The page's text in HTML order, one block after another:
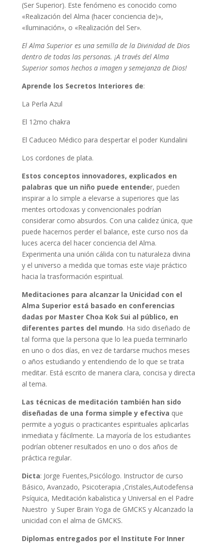
(Ser Superior). Este fenómeno es conocido como
«Realización del Alma (hacer conciencia de)»,
«Iluminación», o «Realización del Ser».
El Alma Superior es una semilla de la Divinidad de Dios
dentro de todas las personas. ¡A través del Alma
Superior somos hechos a imagen y semejanza de Dios!
Aprende los Secretos Interiores de:
La Perla Azul
El 12mo chakra
El Caduceo Médico para despertar el poder Kundalini
Los cordones de plata.
Estos conceptos innovadores, explicados en
palabras que un niño puede entender, pueden
inspirar a lo simple a elevarse a superiores que las
mentes ortodoxas y convencionales podrían
considerar como absurdos. Con una calidez única, que
puede hacernos perder el balance, este curso nos da
luces acerca del hacer conciencia del Alma.
Experimenta una unión cálida con tu naturaleza divina
y el universo a medida que tomas este viaje práctico
hacia la trasformación espiritual.
Meditaciones para alcanzar la Unicidad con el
Alma Superior está basado en conferencias
dadas por Master Choa Kok Sui al público, en
diferentes partes del mundo. Ha sido diseñado de
tal forma que la persona que lo lea pueda terminarlo
en uno o dos días, en vez de tardarse muchos meses
o años estudiando y entendiendo de lo que se trata
meditar. Está escrito de manera clara, concisa y directa
al tema.
Las técnicas de meditación también han sido
diseñadas de una forma simple y efectiva que
permite a yoguis o practicantes espirituales aplicarlas
inmediata y fácilmente. La mayoría de los estudiantes
podrían obtener resultados en uno o dos años de
práctica regular.
Dicta: Jorge Fuentes,Psicólogo. Instructor de curso
Básico, Avanzado, Psicoterapia ,Cristales,Autodefensa
Psíquica, Meditación kabalistica y Universal en el Padre
Nuestro y Super Brain Yoga de GMCKS y Alcanzado la
unicidad con el alma de GMCKS.
Diplomas entregados por el Institute For Inner